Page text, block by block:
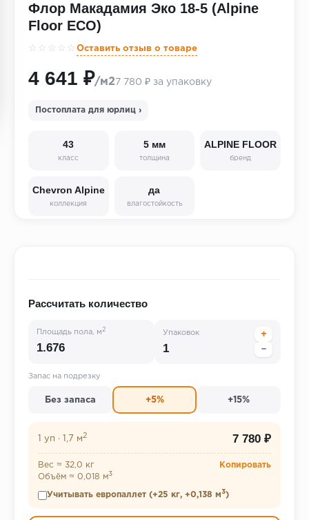
Флор Макадамия Эко 18-5 (Alpine
Floor ECO)
☆☆☆☆☆ Оставить отзыв о товаре
4 641 ₽/м2 7 780 ₽ за упаковку
Постоплата для юрлиц ›
43
класс
5 мм
толщина
ALPINE FLOOR
бренд
Chevron Alpine
коллекция
да
влагостойкость
Рассчитать количество
Площадь пола, м 2
Упаковок
+
−
Запас на подрезку
Без запаса +5% +15%
1 уп · 1,7 м 2 7 780 ₽
Вес ≈ 32,0 кг
Объём ≈ 0,018 м3
Копировать
Учитывать европаллет (+25 кг, +0,138 м3)